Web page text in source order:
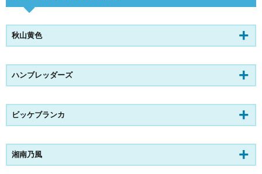
秋山黄色
ハンブレッダーズ
ビッケブランカ
湘南乃風